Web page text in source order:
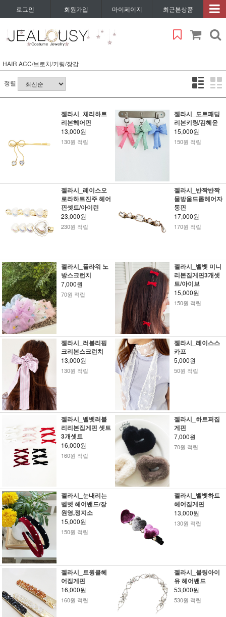
로그인 회원가입 마이페이지 최근본상품
HAIR ACC/브로치/키링/장갑
정렬
젤라시_체리하트
리본헤어핀
13,000원
130원 적립
젤라시_도트패딩
리본키링/김혜윤
15,000원
150원 적립
젤라시_레이스오
로라하트진주 헤어
핀셋트/아이린
23,000원
230원 적립
젤라시_반짝반짝
물방울드롭헤어자
동핀
17,000원
170원 적립
젤라시_플라워 노
방스크런치
7,000원
70원 적립
젤라시_벨벳 미니
리본집게핀3개셋
트/아이브
15,000원
150원 적립
젤라시_러블리핑
크리본스크런치
13,000원
130원 적립
젤라시_레이스스
카프
5,000원
50원 적립
젤라시_벨벳러블
리리본집게핀 셋트
3개셋트
16,000원
160원 적립
젤라시_하트퍼집
게핀
7,000원
70원 적립
젤라시_눈내리는
벨벳 헤어밴드/장
원영,정지소
15,000원
150원 적립
젤라시_벨벳하트
헤어집게핀
13,000원
130원 적립
젤라시_트윙클헤
어집게핀
16,000원
160원 적립
젤라시_블링아이
유 헤어밴드
53,000원
530원 적립